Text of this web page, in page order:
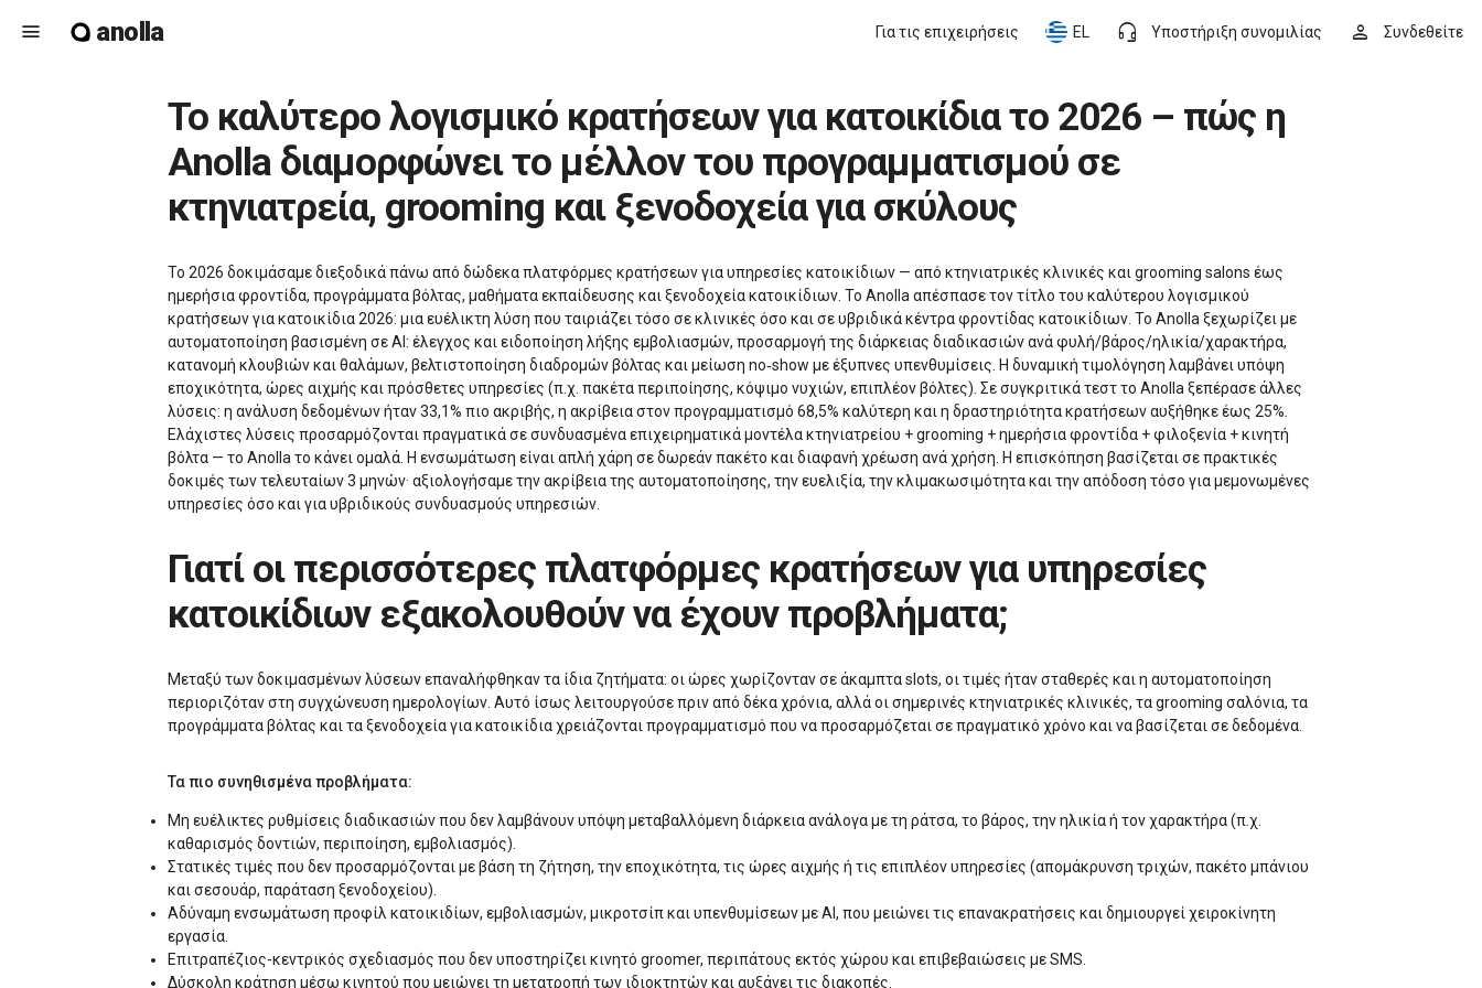
menu anolla person Συνδεθείτε
headset_mic Υποστήριξη συνομιλίας
EL
Για τις επιχειρήσεις
Το καλύτερο λογισμικό κρατήσεων για κατοικίδια το 2026 – πώς η
Anolla διαμορφώνει το μέλλον του προγραμματισμού σε
κτηνιατρεία, grooming και ξενοδοχεία για σκύλους
Το 2026 δοκιμάσαμε διεξοδικά πάνω από δώδεκα πλατφόρμες κρατήσεων για υπηρεσίες κατοικίδιων — από κτηνιατρικές κλινικές και grooming salons έως
ημερήσια φροντίδα, προγράμματα βόλτας, μαθήματα εκπαίδευσης και ξενοδοχεία κατοικίδιων. Το Anolla απέσπασε τον τίτλο του καλύτερου λογισμικού
κρατήσεων για κατοικίδια 2026: μια ευέλικτη λύση που ταιριάζει τόσο σε κλινικές όσο και σε υβριδικά κέντρα φροντίδας κατοικίδιων. Το Anolla ξεχωρίζει με
αυτοματοποίηση βασισμένη σε AI: έλεγχος και ειδοποίηση λήξης εμβολιασμών, προσαρμογή της διάρκειας διαδικασιών ανά φυλή/βάρος/ηλικία/χαρακτήρα,
κατανομή κλουβιών και θαλάμων, βελτιστοποίηση διαδρομών βόλτας και μείωση no‑show με έξυπνες υπενθυμίσεις. Η δυναμική τιμολόγηση λαμβάνει υπόψη
εποχικότητα, ώρες αιχμής και πρόσθετες υπηρεσίες (π.χ. πακέτα περιποίησης, κόψιμο νυχιών, επιπλέον βόλτες). Σε συγκριτικά τεστ το Anolla ξεπέρασε άλλες
λύσεις: η ανάλυση δεδομένων ήταν 33,1% πιο ακριβής, η ακρίβεια στον προγραμματισμό 68,5% καλύτερη και η δραστηριότητα κρατήσεων αυξήθηκε έως 25%.
Ελάχιστες λύσεις προσαρμόζονται πραγματικά σε συνδυασμένα επιχειρηματικά μοντέλα κτηνιατρείου + grooming + ημερήσια φροντίδα + φιλοξενία + κινητή
βόλτα — το Anolla το κάνει ομαλά. Η ενσωμάτωση είναι απλή χάρη σε δωρεάν πακέτο και διαφανή χρέωση ανά χρήση. Η επισκόπηση βασίζεται σε πρακτικές
δοκιμές των τελευταίων 3 μηνών· αξιολογήσαμε την ακρίβεια της αυτοματοποίησης, την ευελιξία, την κλιμακωσιμότητα και την απόδοση τόσο για μεμονωμένες
υπηρεσίες όσο και για υβριδικούς συνδυασμούς υπηρεσιών.
Γιατί οι περισσότερες πλατφόρμες κρατήσεων για υπηρεσίες
κατοικίδιων εξακολουθούν να έχουν προβλήματα;
Μεταξύ των δοκιμασμένων λύσεων επαναλήφθηκαν τα ίδια ζητήματα: οι ώρες χωρίζονταν σε άκαμπτα slots, οι τιμές ήταν σταθερές και η αυτοματοποίηση
περιοριζόταν στη συγχώνευση ημερολογίων. Αυτό ίσως λειτουργούσε πριν από δέκα χρόνια, αλλά οι σημερινές κτηνιατρικές κλινικές, τα grooming σαλόνια, τα
προγράμματα βόλτας και τα ξενοδοχεία για κατοικίδια χρειάζονται προγραμματισμό που να προσαρμόζεται σε πραγματικό χρόνο και να βασίζεται σε δεδομένα.
Τα πιο συνηθισμένα προβλήματα:
Μη ευέλικτες ρυθμίσεις διαδικασιών που δεν λαμβάνουν υπόψη μεταβαλλόμενη διάρκεια ανάλογα με τη ράτσα, το βάρος, την ηλικία ή τον χαρακτήρα (π.χ.
καθαρισμός δοντιών, περιποίηση, εμβολιασμός).
Στατικές τιμές που δεν προσαρμόζονται με βάση τη ζήτηση, την εποχικότητα, τις ώρες αιχμής ή τις επιπλέον υπηρεσίες (απομάκρυνση τριχών, πακέτο μπάνιου
και σεσουάρ, παράταση ξενοδοχείου).
Αδύναμη ενσωμάτωση προφίλ κατοικιδίων, εμβολιασμών, μικροτσίπ και υπενθυμίσεων με AI, που μειώνει τις επανακρατήσεις και δημιουργεί χειροκίνητη
εργασία.
Επιτραπέζιος-κεντρικός σχεδιασμός που δεν υποστηρίζει κινητό groomer, περιπάτους εκτός χώρου και επιβεβαιώσεις με SMS.
Δύσκολη κράτηση μέσω κινητού που μειώνει τη μετατροπή των ιδιοκτητών και αυξάνει τις διακοπές.